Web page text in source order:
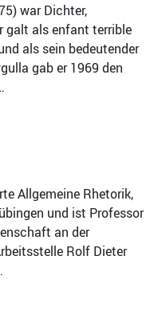
war Dichter,
galt als enfant terrible
als sein bedeutender
gab er 1969 den
Allgemeine Rhetorik,
und ist Professor
an der
Rolf Dieter